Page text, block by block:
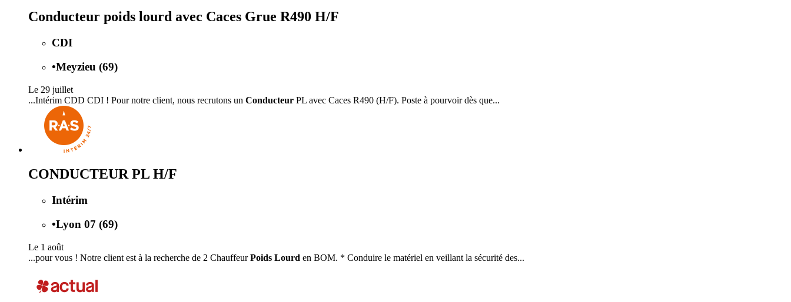
Conducteur poids lourd avec Caces Grue R490 H/F
CDI
•Meyzieu (69)
Le 29 juillet
...Intérim CDD CDI ! Pour notre client, nous recrutons un Conducteur PL avec Caces R490 (H/F). Poste à pourvoir dès que...
CONDUCTEUR PL H/F
Intérim
•Lyon 07 (69)
Le 1 août
...pour vous ! Notre client est à la recherche de 2 ChauffeurPoids Lourd en BOM. * Conduire le matériel en veillant la sécurité des...